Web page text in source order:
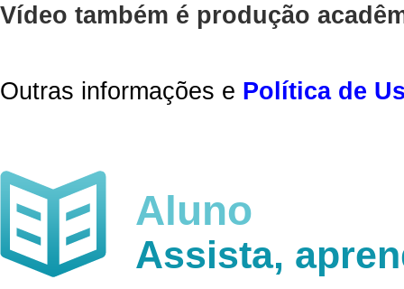
Vídeo também é produção
Outras informações e Política de
Aluno
Assista,